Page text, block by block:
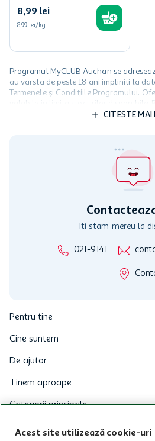
8,99 lei
8,99 lei/kg
Programul MyCLUB Auchan se
au varsta de peste 18 ani impliniti la
Termenele și Condițiile Programului.
limita a 12 unitati / card client o
activitati in afara celor mentionate in
nu raspunde pentru imposibilitatea
care aceste este suspendat sau in
CITESTE MAI
Iti stam mereu la
021-9141
Pentru tine
Cine suntem
De ajutor
Tinem aproape
Categorii principale
Intra acum in
Acest site utilizează cookie-uri